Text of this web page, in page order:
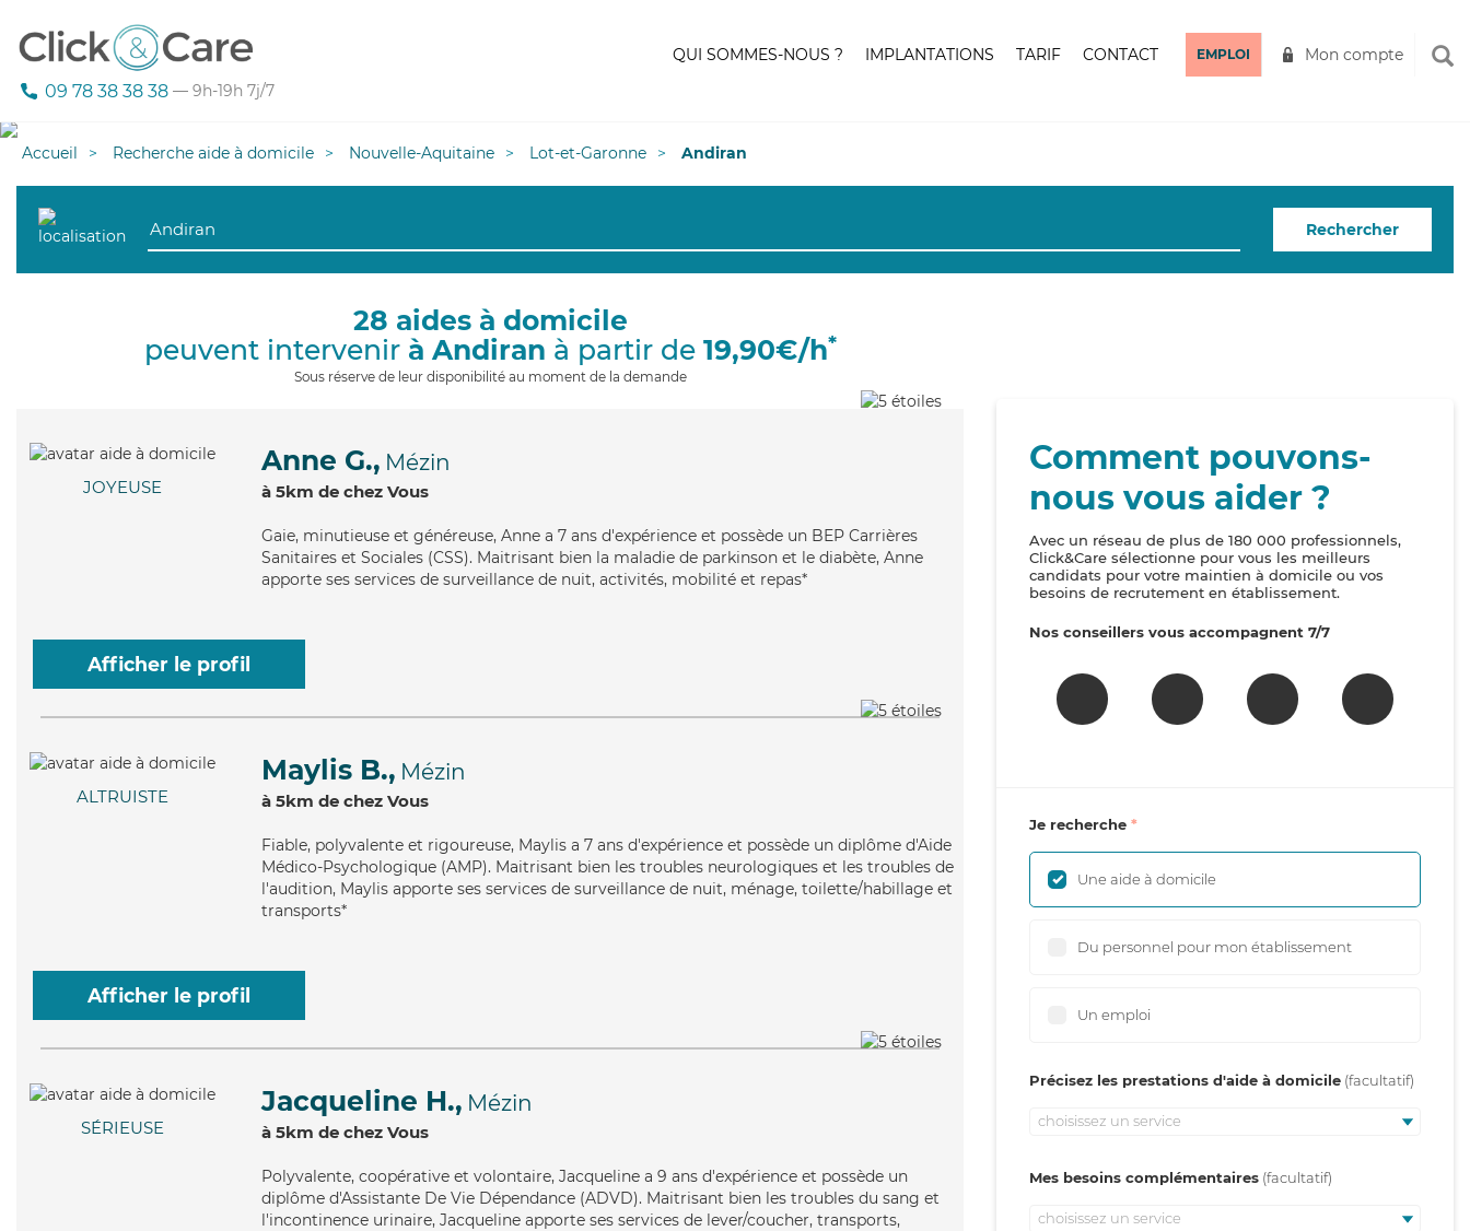
09 78 38 38 38 — 9h-19h 7j/7
QUI SOMMES-NOUS ? IMPLANTATIONS TARIF CONTACT EMPLOI Mon compte
Accueil Recherche aide à domicile Nouvelle-Aquitaine Lot-et-Garonne Andiran
Rechercher
28 aides à domicile
peuvent intervenir à Andiran à partir de 19,90€/h*
Sous réserve de leur disponibilité au moment de la demande
JOYEUSE
Anne G., Mézin
à 5km de chez Vous
Gaie, minutieuse et généreuse, Anne a 7 ans d'expérience et possède un BEP Carrières
Sanitaires et Sociales (CSS). Maitrisant bien la maladie de parkinson et le diabète, Anne
apporte ses services de surveillance de nuit, activités, mobilité et repas*
Afficher le profil
ALTRUISTE
Maylis B., Mézin
à 5km de chez Vous
Fiable, polyvalente et rigoureuse, Maylis a 7 ans d'expérience et possède un diplôme d'Aide
Médico-Psychologique (AMP). Maitrisant bien les troubles neurologiques et les troubles de
l'audition, Maylis apporte ses services de surveillance de nuit, ménage, toilette/habillage et
transports*
Afficher le profil
SÉRIEUSE
Jacqueline H., Mézin
à 5km de chez Vous
Polyvalente, coopérative et volontaire, Jacqueline a 9 ans d'expérience et possède un
diplôme d'Assistante De Vie Dépendance (ADVD). Maitrisant bien les troubles du sang et
l'incontinence urinaire, Jacqueline apporte ses services de lever/coucher, transports,
Comment pouvons-
nous vous aider ?
Avec un réseau de plus de 180 000 professionnels,
Click&Care sélectionne pour vous les meilleurs
candidats pour votre maintien à domicile ou vos
besoins de recrutement en établissement.
Nos conseillers vous accompagnent 7/7
Je recherche
Une aide à domicile
Du personnel pour mon établissement
Un emploi
Précisez les prestations d'aide à domicile
choisissez un service
Mes besoins complémentaires
choisissez un service